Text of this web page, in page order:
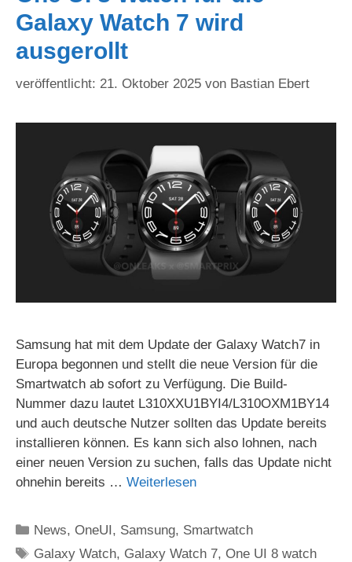
Galaxy Watch 7 wird
ausgerollt
21. Oktober 2025 von Bastian Ebert
Samsung hat mit dem Update der Galaxy Watch7 in
Europa begonnen und stellt die neue Version für die
Smartwatch ab sofort zu Verfügung. Die Build-
Nummer dazu lautet L310XXU1BYI4/L310OXM1BY14
und auch deutsche Nutzer sollten das Update bereits
installieren können. Es kann sich also lohnen, nach
einer neuen Version zu suchen, falls das Update nicht
ohnehin bereits … Weiterlesen
Kategorien
News,OneUI, Samsung, Smartwatch
Schlagwörter
Galaxy Watch, Galaxy Watch 7,One UI 8 watch